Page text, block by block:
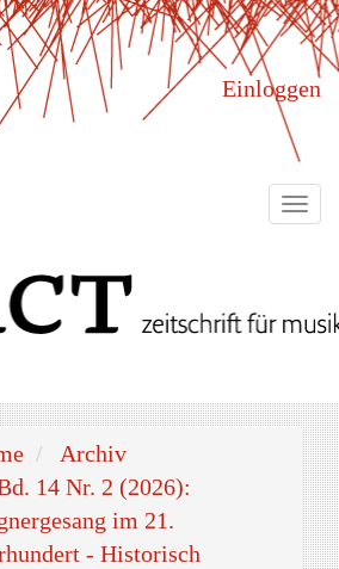
Einloggen
Archiv
14 Nr. 2 (2026):
im 21.
- Historisch